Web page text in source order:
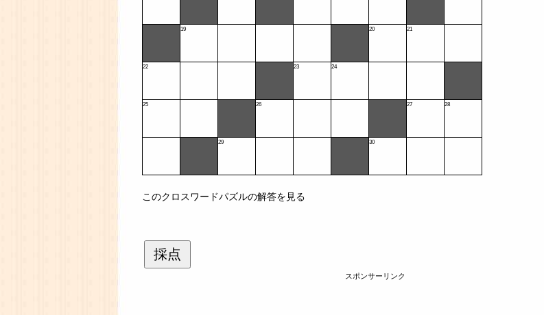
19 20 21
22 23 24
25 26 27 28
29 30
このクロスワードパズルの解答を見る
採点
スポンサーリンク